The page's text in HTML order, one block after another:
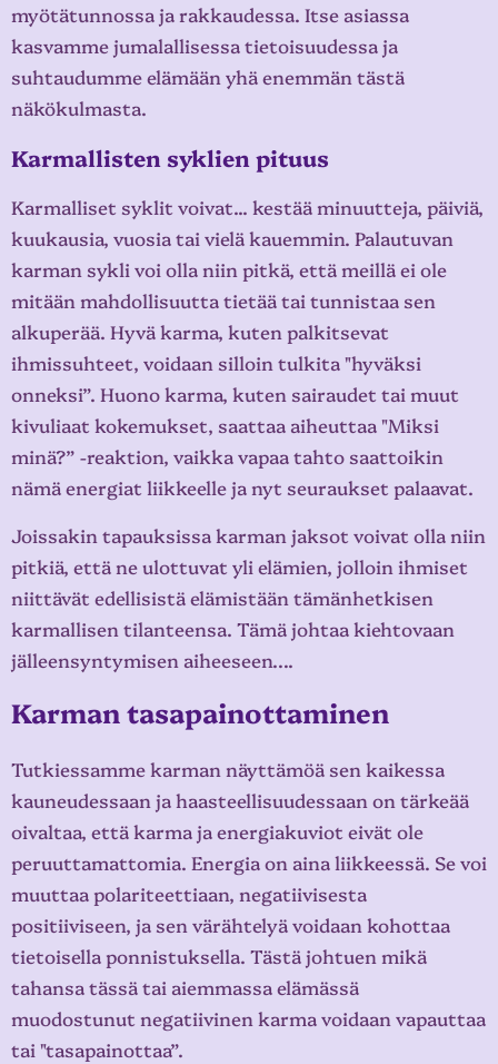
myötätunnossa ja rakkaudessa. Itse asiassa
kasvamme jumalallisessa tietoisuudessa ja
suhtaudumme elämään yhä enemmän tästä
näkökulmasta.
Karmallisten syklien pituus
Karmalliset syklit voivat... kestää minuutteja, päiviä,
kuukausia, vuosia tai vielä kauemmin. Palautuvan
karman sykli voi olla niin pitkä, että meillä ei ole
mitään mahdollisuutta tietää tai tunnistaa sen
alkuperää. Hyvä karma, kuten palkitsevat
ihmissuhteet, voidaan silloin tulkita "hyväksi
onneksi”. Huono karma, kuten sairaudet tai muut
kivuliaat kokemukset, saattaa aiheuttaa "Miksi
minä?” -reaktion, vaikka vapaa tahto saattoikin
nämä energiat liikkeelle ja nyt seuraukset palaavat.
Joissakin tapauksissa karman jaksot voivat olla niin
pitkiä, että ne ulottuvat yli elämien, jolloin ihmiset
niittävät edellisistä elämistään tämänhetkisen
karmallisen tilanteensa. Tämä johtaa kiehtovaan
jälleensyntymisen aiheeseen….
Karman tasapainottaminen
Tutkiessamme karman näyttämöä sen kaikessa
kauneudessaan ja haasteellisuudessaan on tärkeää
oivaltaa, että karma ja energiakuviot eivät ole
peruuttamattomia. Energia on aina liikkeessä. Se voi
muuttaa polariteettiaan, negatiivisesta
positiiviseen, ja sen värähtelyä voidaan kohottaa
tietoisella ponnistuksella. Tästä johtuen mikä
tahansa tässä tai aiemmassa elämässä
muodostunut negatiivinen karma voidaan vapauttaa
tai "tasapainottaa”.